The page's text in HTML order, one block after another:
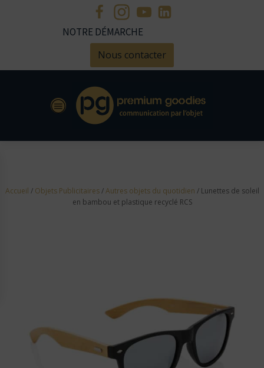
NOTRE DÉMARCHE
Nous contacter
Accueil / Objets Publicitaires/Autres objets du quotidien / Lunettes de soleil
en bambou et plastique recyclé RCS